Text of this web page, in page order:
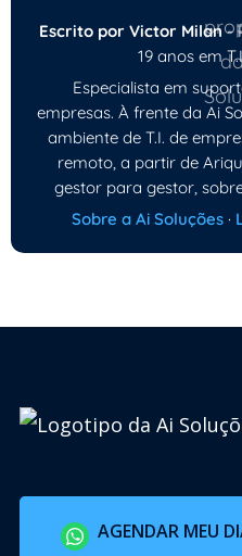
Escrito por Victor Milan-
19 anos em
Especialista em
empresas. À frente da Ai
ambiente de T.I. de
remoto, a partir de
gestor para gestor,
Sobre a Ai Soluções ·
AGENDAR MEU